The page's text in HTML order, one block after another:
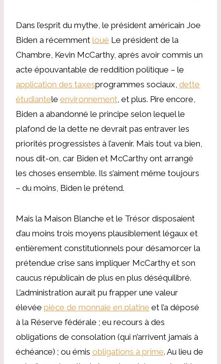
Dans l’esprit du mythe, le président américain Joe
Biden a récemment loué Le président de la
Chambre, Kevin McCarthy, après avoir commis un
acte épouvantable de reddition politique – le
application des taxesprogrammes sociaux, dette
étudiantele environnement , et plus. Pire encore,
Biden a abandonné le principe selon lequel le
plafond de la dette ne devrait pas entraver les
priorités progressistes à l’avenir. Mais tout va bien,
nous dit-on, car Biden et McCarthy ont arrangé
les choses ensemble. Ils s’aiment même toujours
– du moins, Biden le prétend.
Mais la Maison Blanche et le Trésor disposaient
d’au moins trois moyens plausiblement légaux et
entièrement constitutionnels pour désamorcer la
prétendue crise sans impliquer McCarthy et son
caucus républicain de plus en plus déséquilibré.
L’administration aurait pu frapper une valeur
élevée pièce de monnaie en platine et l’a déposé
à la Réserve fédérale ; eu recours à des
obligations de consolation (qui n’arrivent jamais à
échéance) ; ou émis obligations à prime. Au lieu de